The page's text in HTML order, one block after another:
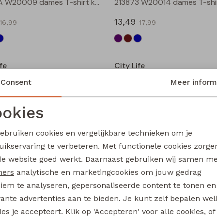
211571A W20009 dames T-shirt km Petrol
16,99 13,49 17,99
17,99
City Life
13,49 17,99
213875 W20010 dames T-shirt km Petrol
17,99 14,99 19,99
Sale
City Life
cookies
cookies Marketing cookies
Consent Meer
cookies en vergelijkbare technieken om je
te verbeteren. Met functionele cookies
website goed werkt. Daarnaast gebruiken wij samen
analytische en marketingcookies om jouw gedrag
te analyseren, gepersonaliseerde content te tonen en
advertenties aan te bieden. Je kunt zelf bepalen
je accepteert. Klik op 'Accepteren' voor alle cookies, of